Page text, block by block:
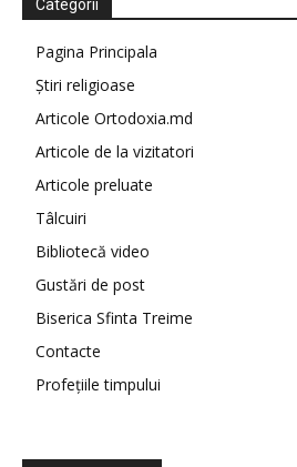
Categorii
Pagina Principala
Știri religioase
Articole Ortodoxia.md
Articole de la vizitatori
Articole preluate
Tâlcuiri
Bibliotecă video
Gustări de post
Biserica Sfinta Treime
Contacte
Profețiile timpului